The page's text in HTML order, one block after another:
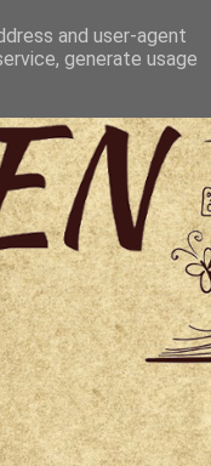
and user-agent
generate usage